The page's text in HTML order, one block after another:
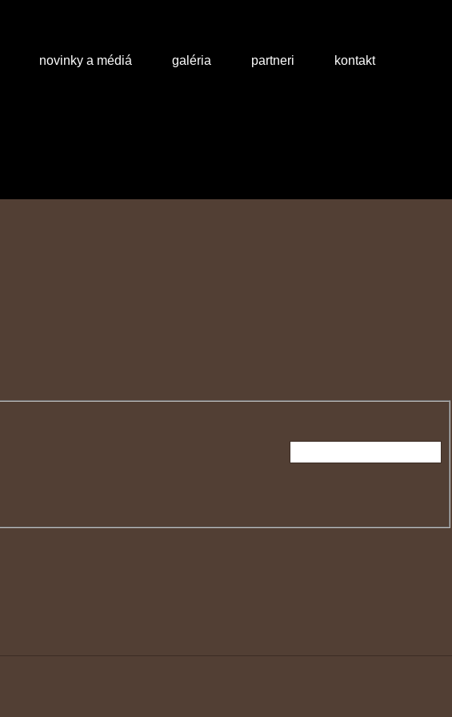
novinky a médiá galéria partneri kontakt